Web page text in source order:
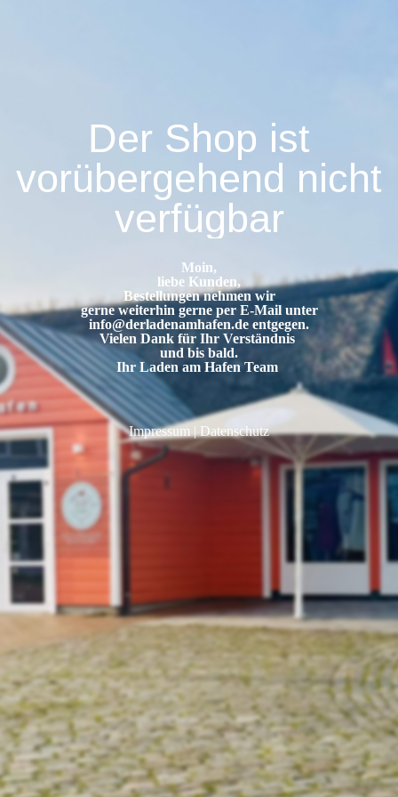
Der Shop ist
vorübergehend nicht
verfügbar
Moin,
liebe Kunden,
Bestellungen nehmen wir
gerne weiterhin gerne per E-Mail unter
info@derladenamhafen.de entgegen.
Vielen Dank für Ihr Verständnis
und bis bald.
Ihr Laden am Hafen Team
Impressum | Datenschutz